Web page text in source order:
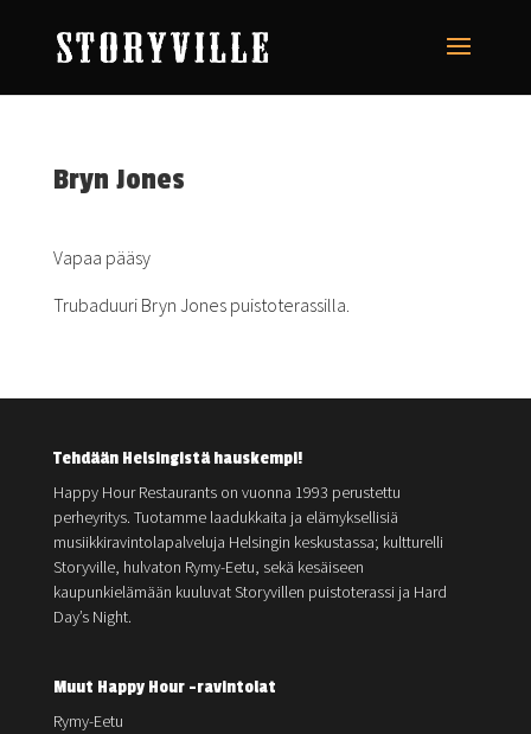
Bryn Jones
Vapaa pääsy
Trubaduuri Bryn Jones puistoterassilla.
Tehdään Helsingistä hauskempi!
Happy Hour Restaurants on vuonna 1993 perustettu
perheyritys. Tuotamme laadukkaita ja elämyksellisiä
musiikkiravintolapalveluja Helsingin keskustassa; kultturelli
Storyville, hulvaton Rymy-Eetu, sekä kesäiseen
kaupunkielämään kuuluvat Storyvillen puistoterassi ja Hard
Day’s Night.
Muut Happy Hour -ravintolat
Rymy-Eetu